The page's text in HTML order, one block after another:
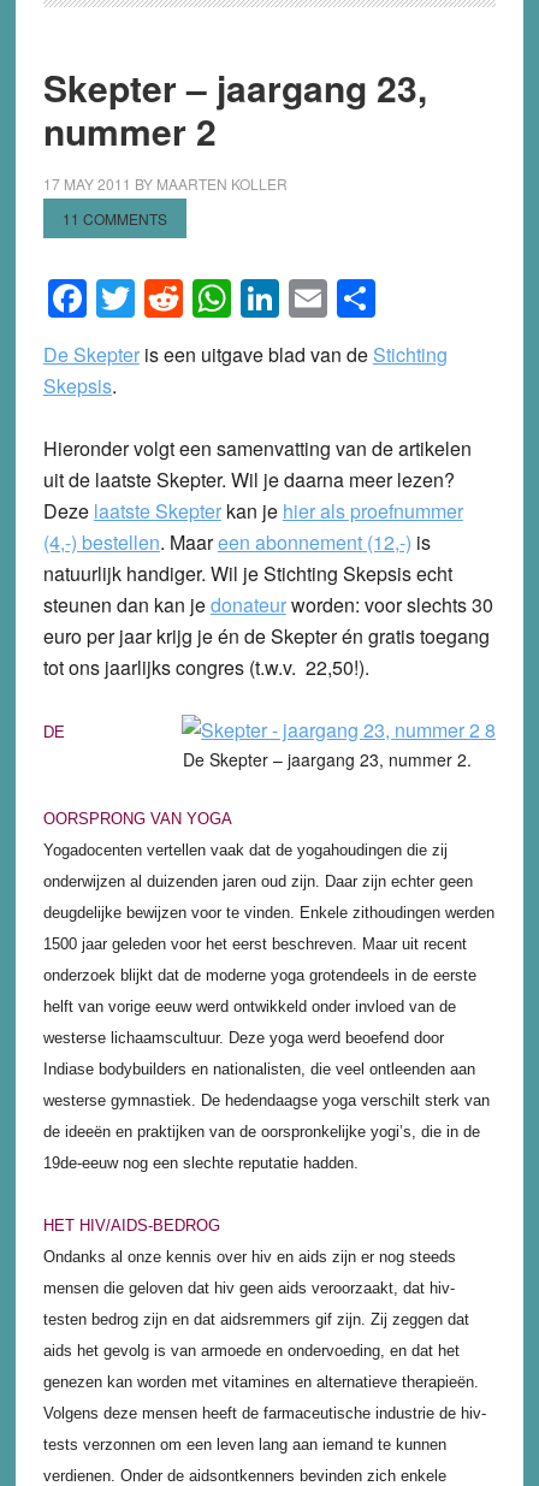
Skepter – jaargang 23,
nummer 2
17 MAY 2011 BY MAARTEN KOLLER
11 COMMENTS
Facebook
Twitter
Reddit
WhatsApp
LinkedIn
EmailShare
De Skepteris een uitgave blad van de Stichting
Skepsis.
Hieronder volgt een samenvatting van de artikelen
uit de laatste Skepter. Wil je daarna meer lezen?
Deze laatste Skepterkan je hier als proefnummer
(4,-) bestellen. Maareen abonnement (12,-) is
natuurlijk handiger. Wil je Stichting Skepsis echt
steunen dan kan jedonateurworden: voor slechts 30
euro per jaar krijg je én de Skepter én gratis toegang
tot ons jaarlijks congres (t.w.v. 22,50!).
De Skepter – jaargang 23, nummer 2.
DE
OORSPRONG VAN YOGA
Yogadocenten vertellen vaak dat de yogahoudingen die zij
onderwijzen al duizenden jaren oud zijn. Daar zijn echter geen
deugdelijke bewijzen voor te vinden. Enkele zithoudingen werden
1500 jaar geleden voor het eerst beschreven. Maar uit recent
onderzoek blijkt dat de moderne yoga grotendeels in de eerste
helft van vorige eeuw werd ontwikkeld onder invloed van de
westerse lichaamscultuur. Deze yoga werd beoefend door
Indiase bodybuilders en nationalisten, die veel ontleenden aan
westerse gymnastiek. De hedendaagse yoga verschilt sterk van
de ideeën en praktijken van de oorspronkelijke yogi’s, die in de
19de-eeuw nog een slechte reputatie hadden.
HET HIV/AIDS-BEDROG
Ondanks al onze kennis over hiv en aids zijn er nog steeds
mensen die geloven dat hiv geen aids veroorzaakt, dat hiv-
testen bedrog zijn en dat aidsremmers gif zijn. Zij zeggen dat
aids het gevolg is van armoede en ondervoeding, en dat het
genezen kan worden met vitamines en alternatieve therapieën.
Volgens deze mensen heeft de farmaceutische industrie de hiv-
tests verzonnen om een leven lang aan iemand te kunnen
verdienen. Onder de aidsontkenners bevinden zich enkele